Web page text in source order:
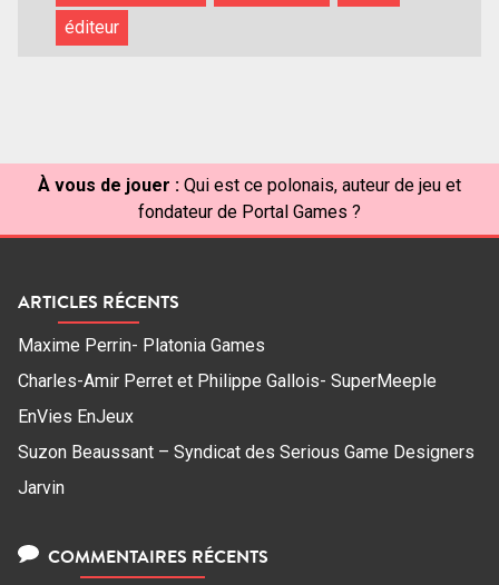
éditeur
À vous de jouer : Qui est ce polonais, auteur de jeu et
fondateur de Portal Games ?
ARTICLES RÉCENTS
Maxime Perrin- Platonia Games
Charles-Amir Perret et Philippe Gallois- SuperMeeple
EnVies EnJeux
Suzon Beaussant – Syndicat des Serious Game Designers
Jarvin
COMMENTAIRES RÉCENTS